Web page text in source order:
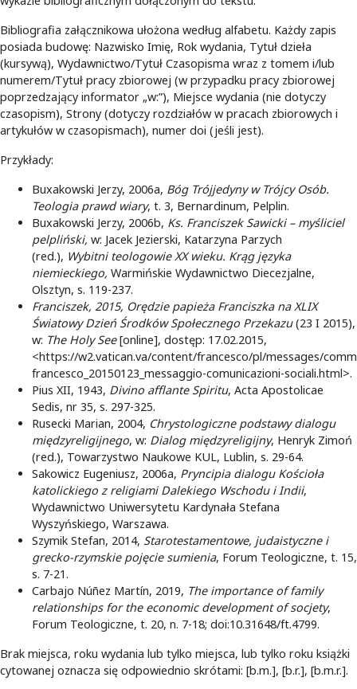
Bibliografia załącznikowa ułożona według alfabetu. Każdy zapis
posiada budowę: Nazwisko Imię, Rok wydania, Tytuł dzieła
(kursywą), Wydawnictwo/Tytuł Czasopisma wraz z tomem i/lub
numerem/Tytuł pracy zbiorowej (w przypadku pracy zbiorowej
poprzedzający informator „w:”), Miejsce wydania (nie dotyczy
czasopism), Strony (dotyczy rozdziałów w pracach zbiorowych i
artykułów w czasopismach), numer doi (jeśli jest).
Przykłady:
Buxakowski Jerzy, 2006a, Bóg Trójjedyny w Trójcy Osób.
Teologia prawd wiary, t. 3, Bernardinum, Pelplin.
Buxakowski Jerzy, 2006b, Ks. Franciszek Sawicki – myśliciel
pelpliński, w: Jacek Jezierski, Katarzyna Parzych
(red.), Wybitni teologowie XX wieku. Krąg języka
niemieckiego, Warmińskie Wydawnictwo Diecezjalne,
Olsztyn, s. 119-237.
Franciszek, 2015, Orędzie papieża Franciszka na XLIX
Światowy Dzień Środków Społecznego Przekazu(23 I 2015),
w: The Holy See[online], dostęp: 17.02.2015,
<https://w2.vatican.va/content/francesco/pl/messages/
francesco_20150123_messaggio-comunicazioni-sociali.html>.
Pius XII, 1943, Divino afflante Spiritu, Acta Apostolicae
Sedis, nr 35, s. 297-325.
Rusecki Marian, 2004, Chrystologiczne podstawy dialogu
międzyreligijnego, w: Dialog międzyreligijny, Henryk Zimoń
(red.), Towarzystwo Naukowe KUL, Lublin, s. 29-64.
Sakowicz Eugeniusz, 2006a, Pryncipia dialogu Kościoła
katolickiego z religiami Dalekiego Wschodu i Indii,
Wydawnictwo Uniwersytetu Kardynała Stefana
Wyszyńskiego, Warszawa.
Szymik Stefan, 2014, Starotestamentowe, judaistyczne i
grecko-rzymskie pojęcie sumienia, Forum Teologiczne, t. 15,
s. 7-21.
Carbajo Núñez Martín, 2019, The importance of family
relationships for the economic development of socjety,
Forum Teologiczne, t. 20, n. 7-18; doi:10.31648/ft.4799.
Brak miejsca, roku wydania lub tylko miejsca, lub tylko roku książki
cytowanej oznacza się odpowiednio skrótami: [b.m.], [b.r.], [b.m.r.].